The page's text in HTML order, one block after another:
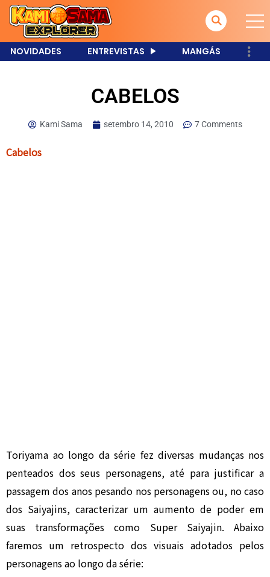
NOVIDADES ENTREVISTAS MANGÁS
CABELOS
Kami Sama setembro 14, 2010 7 Comments
Cabelos
Toriyama ao longo da série fez diversas mudanças nos
penteados dos seus personagens, até para justificar a
passagem dos anos pesando nos personagens ou, no caso
dos Saiyajins, caracterizar um aumento de poder em
suas transformações como Super Saiyajin. Abaixo
faremos um retrospecto dos visuais adotados pelos
personagens ao longo da série: